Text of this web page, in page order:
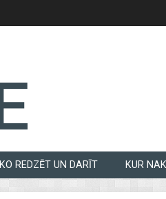
KO REDZĒT UN DARĪT KUR